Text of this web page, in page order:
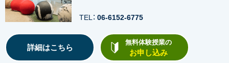
TEL： 06-6152-6775
詳細はこちら 無料体験授業の
お申し込み